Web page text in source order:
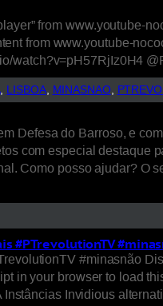
from www.youtube-
from www.youtube-
watch?v=pH57RjIz0H4
, LISBOA, MINASNAO,
Defesa do Barroso, e
com especial
Como posso ajudar? O
#PTrevolutionTV
#minasnão
in your browser to load
Invidious